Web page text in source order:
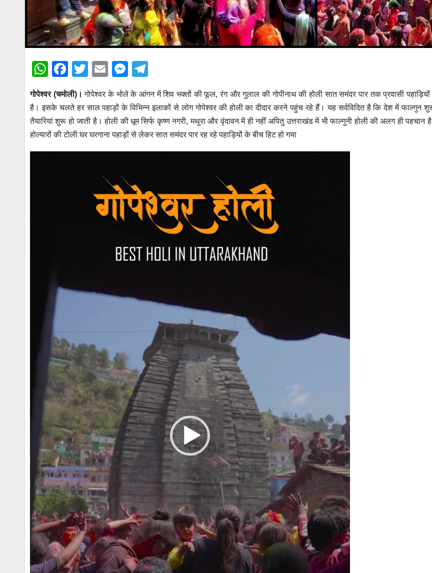
W
at
s
A
p
F
a
c
e
b
o
T
wi
tt
er
E
m
ail
M
e
ss
e
n
g
el
e
gr
a
m
गोपेश्वर (चमोली)। गोपेश्वर के भोले के आंगन में शिव भक्तों की फूल, रंग और गुलाल की गोपीनाथ की होली सात समंदर पार तक प्रवासी पहाड़ियों
है। इसके चलते हर साल पहाड़ों के विभिन्न इलाकों से लोग गोपेश्वर की होली का दीदार करने पहुंच रहे हैं। यह सर्वविदित है कि देश में फाल्गुन
तैयारियां शुरू हो जाती है। होली की धूम सिर्फ कृष्ण नगरी, मथुरा और वृंदावन में ही नहीं अपितु उत्तराखंड में भी फाल्गुनी होली की अलग ही पहचान
होल्यारों की टोली घर घरगाना पहाड़ों से लेकर सात समंदर पार रह रहे पहाड़ियों के बीच हिट हो गया